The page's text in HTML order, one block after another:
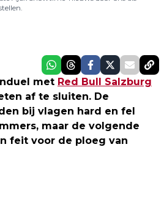
met Red Bull Salzburg
af te sluiten. De
bij vlagen hard en fel
maar de volgende
feit voor de ploeg van